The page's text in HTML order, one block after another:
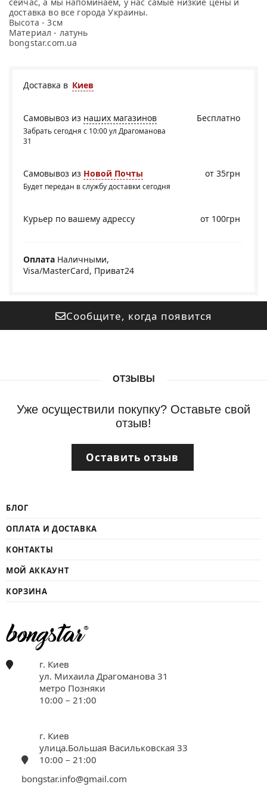
доставка во все города Украины.
Высота - 3см
Материал - латунь
bongstar.com.ua
Доставка в Киев
Бесплатно
Самовывоз из наших магазинов
Забрать сегодня с 10:00 ул Драгоманова
31
Самовывоз из Новой Почты
Будет передан в службу доставки сегодня
от 35грн
Курьер по вашему адрессу от 100грн
Оплата Наличными,
Visa/MasterCard, Приват24
Сообщите, когда появится
ОТЗЫВЫ
Уже осуществили покупку? Оставьте свой
отзыв!
Оставить отзыв
БЛОГ
ОПЛАТА И ДОСТАВКА
КОНТАКТЫ
МОЙ АККАУНТ
КОРЗИНА
г. Киев
ул. Михаила Драгоманова 31
метро Позняки
10:00 – 21:00
г. Киев
улица.Большая Васильковская 33
10:00 – 21:00
bongstar.info@gmail.com